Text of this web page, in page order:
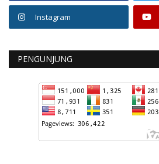
Instagram
PENGUNJUNG